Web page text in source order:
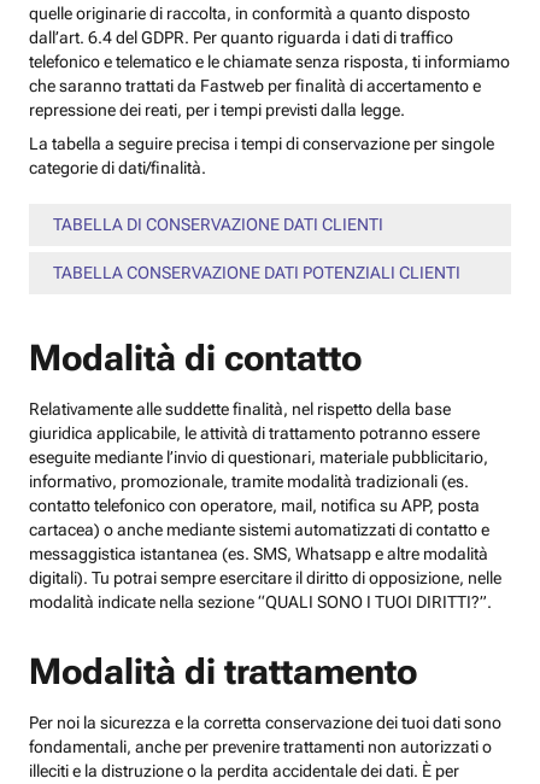
quelle originarie di raccolta, in conformità a quanto disposto
dall’art. 6.4 del GDPR. Per quanto riguarda i dati di traffico
telefonico e telematico e le chiamate senza risposta, ti informiamo
che saranno trattati da Fastweb per finalità di accertamento e
repressione dei reati, per i tempi previsti dalla legge.
La tabella a seguire precisa i tempi di conservazione per singole
categorie di dati/finalità.
TABELLA DI CONSERVAZIONE DATI CLIENTI
TABELLA CONSERVAZIONE DATI POTENZIALI CLIENTI
Modalità di contatto
Relativamente alle suddette finalità, nel rispetto della base
giuridica applicabile, le attività di trattamento potranno essere
eseguite mediante l’invio di questionari, materiale pubblicitario,
informativo, promozionale, tramite modalità tradizionali (es.
contatto telefonico con operatore, mail, notifica su APP, posta
cartacea) o anche mediante sistemi automatizzati di contatto e
messaggistica istantanea (es. SMS, Whatsapp e altre modalità
digitali). Tu potrai sempre esercitare il diritto di opposizione, nelle
modalità indicate nella sezione “QUALI SONO I TUOI DIRITTI?”.
Modalità di trattamento
Per noi la sicurezza e la corretta conservazione dei tuoi dati sono
fondamentali, anche per prevenire trattamenti non autorizzati o
illeciti e la distruzione o la perdita accidentale dei dati. È per